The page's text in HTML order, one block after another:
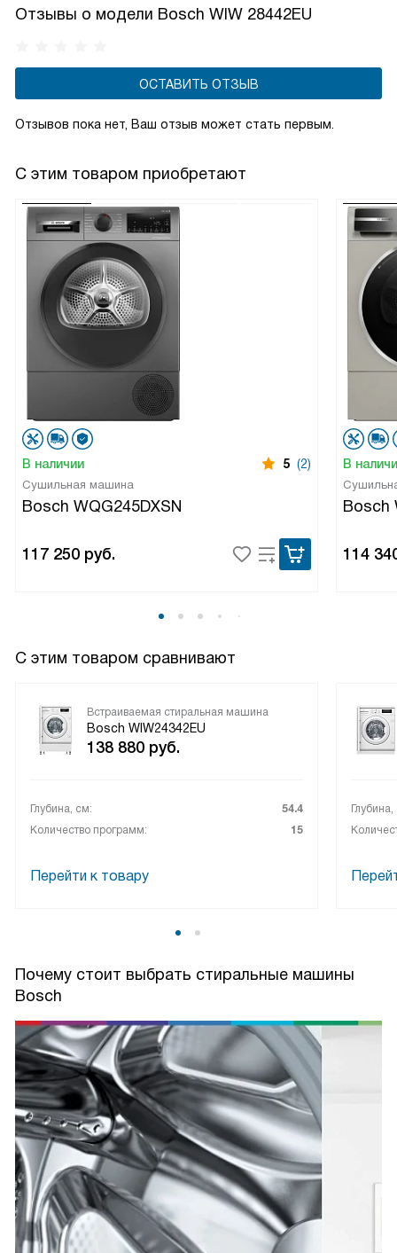
Отзывы о модели Bosch WIW 28442EU
ОСТАВИТЬ ОТЗЫВ
Отзывов пока нет, Ваш отзыв может стать первым.
С этим товаром приобретают
В наличии 5 (2)
Сушильная машина
Bosch WQG245DXSN
117 250 руб.
В
Bosch
114
С этим товаром сравнивают
Встраиваемая стиральная машина
Bosch WIW24342EU
138 880 руб.
Глубина, см:
54.4
Количество программ:
15
Перейти к товару
Почему стоит выбрать стиральные машины
Bosch